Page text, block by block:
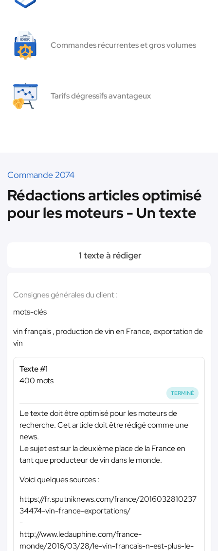
Commandes récurrentes et gros volumes
Tarifs dégressifs avantageux
Commande 2074
Rédactions articles optimisé
pour les moteurs - Un texte
1 texte à rédiger
Consignes générales du client :
mots-clés
vin français , production de vin en France, exportation de
vin
Texte #1
400 mots
TERMINÉ
Le texte doit être optimisé pour les moteurs de
recherche. Cet article doit être rédigé comme une
news.
Le sujet est sur la deuxième place de la France en
tant que producteur de vin dans le monde.
Voici quelques sources :
https://fr.sputniknews.com/france/2016032810237
34474-vin-france-exportations/
-
http://www.ledauphine.com/france-
monde/2016/03/28/le-vin-francais-n-est-plus-le-